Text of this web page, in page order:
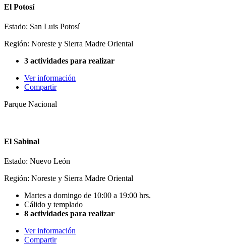
El Potosí
Estado: San Luis Potosí
Región: Noreste y Sierra Madre Oriental
3 actividades para realizar
Ver información
Compartir
Parque Nacional
El Sabinal
Estado: Nuevo León
Región: Noreste y Sierra Madre Oriental
Martes a domingo de 10:00 a 19:00 hrs.
Cálido y templado
8 actividades para realizar
Ver información
Compartir